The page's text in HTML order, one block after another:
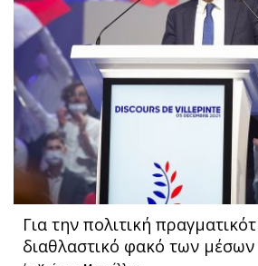
Για την πολιτική
διαθλαστικό φακό των μέσων